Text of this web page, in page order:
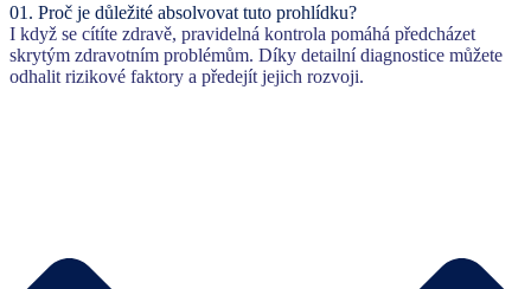
01. Proč je důležité absolvovat tuto prohlídku?
I když se cítíte zdravě, pravidelná kontrola pomáhá předcházet
skrytým zdravotním problémům. Díky detailní diagnostice můžete
odhalit rizikové faktory a předejít jejich rozvoji.